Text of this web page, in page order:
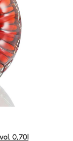
5 Sternen
0,70l